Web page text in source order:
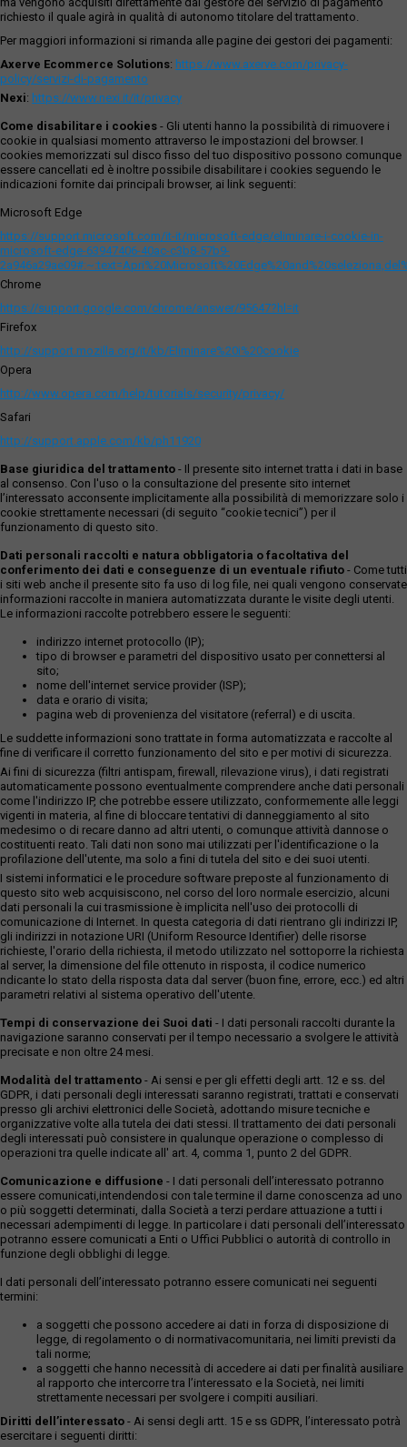
richiesto il quale agirà in qualità di autonomo titolare del trattamento.
Per maggiori informazioni si rimanda alle pagine dei gestori dei pagamenti:
Axerve Ecommerce Solutions: https://www.axerve.com/privacy-
policy/servizi-di-pagamento
Nexi: https://www.nexi.it/it/privacy
Come disabilitare i cookies - Gli utenti hanno la possibilità di rimuovere i
cookie in qualsiasi momento attraverso le impostazioni del browser. I
cookies memorizzati sul disco fisso del tuo dispositivo possono comunque
essere cancellati ed è inoltre possibile disabilitare i cookies seguendo le
indicazioni fornite dai principali browser, ai link seguenti:
Microsoft Edge
https://support.microsoft.com/it-it/microsoft-edge/eliminare-i-cookie-in-
microsoft-edge-63947406-40ac-c3b8-57b9-
Chrome
https://support.google.com/chrome/answer/95647?hl=it
Firefox
http://support.mozilla.org/it/kb/Eliminare%20i%20cookie
Opera
http://www.opera.com/help/tutorials/security/privacy/
Safari
http://support.apple.com/kb/ph11920
Base giuridica del trattamento - Il presente sito internet tratta i dati in base
al consenso. Con l'uso o la consultazione del presente sito internet
l’interessato acconsente implicitamente alla possibilità di memorizzare solo i
cookie strettamente necessari (di seguito “cookie tecnici”) per il
funzionamento di questo sito.
Dati personali raccolti e natura obbligatoria o facoltativa del
conferimento dei dati e conseguenze di un eventuale rifiuto - Come tutti
i siti web anche il presente sito fa uso di log file, nei quali vengono conservate
informazioni raccolte in maniera automatizzata durante le visite degli utenti.
Le informazioni raccolte potrebbero essere le seguenti:
indirizzo internet protocollo (IP);
tipo di browser e parametri del dispositivo usato per connettersi al
sito;
nome dell'internet service provider (ISP);
data e orario di visita;
pagina web di provenienza del visitatore (referral) e di uscita.
Le suddette informazioni sono trattate in forma automatizzata e raccolte al
fine di verificare il corretto funzionamento del sito e per motivi di sicurezza.
Ai fini di sicurezza (filtri antispam, firewall, rilevazione virus), i dati registrati
automaticamente possono eventualmente comprendere anche dati personali
come l'indirizzo IP, che potrebbe essere utilizzato, conformemente alle leggi
vigenti in materia, al fine di bloccare tentativi di danneggiamento al sito
medesimo o di recare danno ad altri utenti, o comunque attività dannose o
costituenti reato. Tali dati non sono mai utilizzati per l'identificazione o la
profilazione dell'utente, ma solo a fini di tutela del sito e dei suoi utenti.
I sistemi informatici e le procedure software preposte al funzionamento di
questo sito web acquisiscono, nel corso del loro normale esercizio, alcuni
dati personali la cui trasmissione è implicita nell'uso dei protocolli di
comunicazione di Internet. In questa categoria di dati rientrano gli indirizzi IP,
gli indirizzi in notazione URI (Uniform Resource Identifier) delle risorse
richieste, l'orario della richiesta, il metodo utilizzato nel sottoporre la richiesta
al server, la dimensione del file ottenuto in risposta, il codice numerico
ndicante lo stato della risposta data dal server (buon fine, errore, ecc.) ed altri
parametri relativi al sistema operativo dell'utente.
Tempi di conservazione dei Suoi dati - I dati personali raccolti durante la
navigazione saranno conservati per il tempo necessario a svolgere le attività
precisate e non oltre 24 mesi.
Modalità del trattamento - Ai sensi e per gli effetti degli artt. 12 e ss. del
GDPR, i dati personali degli interessati saranno registrati, trattati e conservati
presso gli archivi elettronici delle Società, adottando misure tecniche e
organizzative volte alla tutela dei dati stessi. Il trattamento dei dati personali
degli interessati può consistere in qualunque operazione o complesso di
operazioni tra quelle indicate all' art. 4, comma 1, punto 2 del GDPR.
Comunicazione e diffusione - I dati personali dell’interessato potranno
essere comunicati,intendendosi con tale termine il darne conoscenza ad uno
o più soggetti determinati, dalla Società a terzi perdare attuazione a tutti i
necessari adempimenti di legge. In particolare i dati personali dell’interessato
potranno essere comunicati a Enti o Uffici Pubblici o autorità di controllo in
funzione degli obblighi di legge.
I dati personali dell’interessato potranno essere comunicati nei seguenti
termini:
a soggetti che possono accedere ai dati in forza di disposizione di
legge, di regolamento o di normativacomunitaria, nei limiti previsti da
tali norme;
a soggetti che hanno necessità di accedere ai dati per finalità ausiliare
al rapporto che intercorre tra l’interessato e la Società, nei limiti
strettamente necessari per svolgere i compiti ausiliari.
Diritti dell’interessato - Ai sensi degli artt. 15 e ss GDPR, l’interessato potrà
esercitare i seguenti diritti: